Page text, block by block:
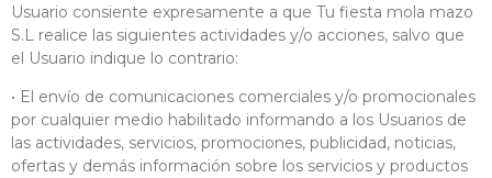
Usuario consiente expresamente a que Tu fiesta mola mazo
S.L realice las siguientes actividades y/o acciones, salvo que
el Usuario indique lo contrario:
• El envío de comunicaciones comerciales y/o promocionales
por cualquier medio habilitado informando a los Usuarios de
las actividades, servicios, promociones, publicidad, noticias,
ofertas y demás información sobre los servicios y productos